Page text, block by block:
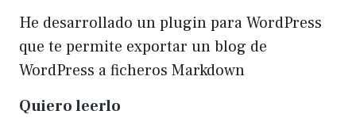
He desarrollado un plugin para WordPress
que te permite exportar un blog de
WordPress a ficheros Markdown
Quiero leerlo